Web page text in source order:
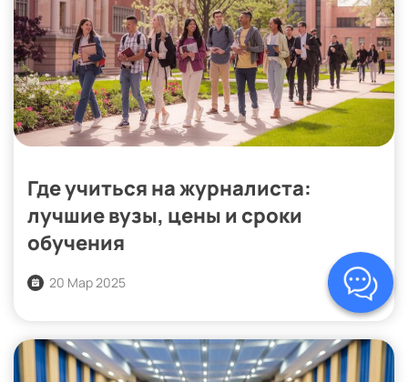
Где учиться на журналиста:
лучшие вузы, цены и сроки
обучения
20 Мар 2025 1 663